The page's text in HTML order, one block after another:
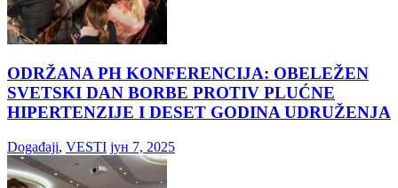
ODRŽANA PH KONFERENCIJA: OBELEŽEN
SVETSKI DAN BORBE PROTIV PLUĆNE
HIPERTENZIJE I DESET GODINA UDRUŽENJA
Događaji, VESTI јун 7, 2025